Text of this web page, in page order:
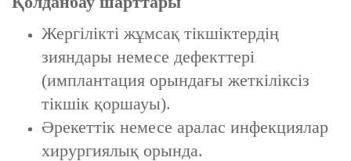
Жергілікті жұмсақ тікшіктердің
зияндары немесе дефекттері
(имплантация орындағы жеткіліксіз
тікшік қоршауы).
Әрекеттік немесе аралас инфекциялар
хирургиялық орында.